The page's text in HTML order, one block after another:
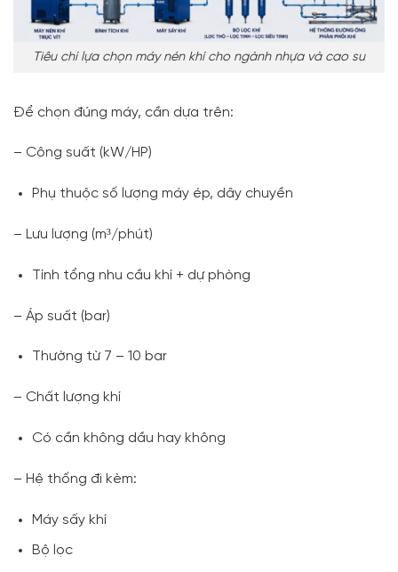
Tiêu chí lựa chọn máy nén khí cho ngành nhựa và cao su
Để chọn đúng máy, cần dựa trên:
– Công suất (kW/HP)
Phụ thuộc số lượng máy ép, dây chuyền
– Lưu lượng (m³/phút)
Tính tổng nhu cầu khí + dự phòng
– Áp suất (bar)
Thường từ 7 – 10 bar
– Chất lượng khí
Có cần không dầu hay không
– Hệ thống đi kèm:
Máy sấy khí
Bộ lọc